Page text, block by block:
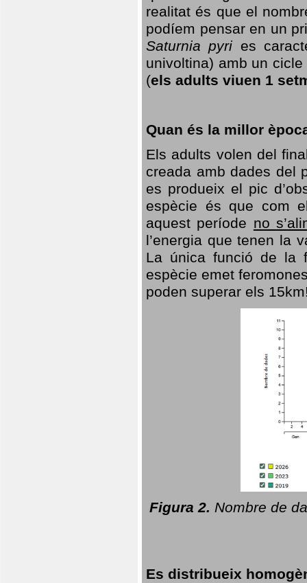
realitat és que el
podíem pensar en un
Saturnia pyri es
univoltina) amb un
(els adults viuen 1
Quan és la millor
Els adults volen del
creada amb dades del
es produeix el pic
espècie és que com
aquest període no
l’energia que tenen la
La única funció de la
espècie emet
poden superar els
Figura 2. Nombre de
Es distribueix